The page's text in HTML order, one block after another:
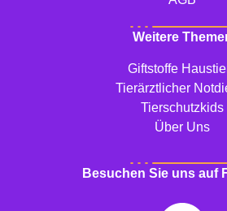
Weitere
Giftstoffe
Tierärztlicher
Tierschutzkids
Über Uns
Besuchen Sie uns auf